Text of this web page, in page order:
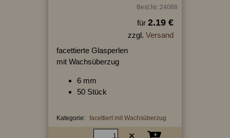
Best.Nr.:24088
für 2.19 €
zzgl. Versand
facettierte Glasperlen
mit Wachsüberzug
6 mm
50 Stück
Kategorie: facettiert mit Wachsüberzug